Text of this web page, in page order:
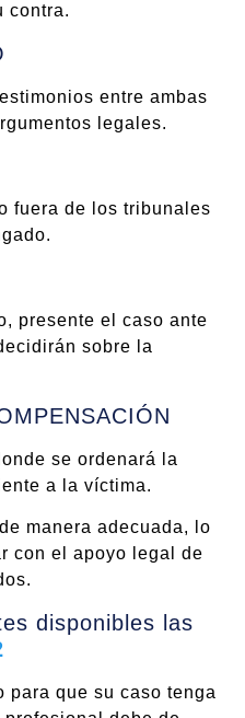
contra.
entre ambas
legales.
fuera de los tribunales
presente el caso ante
sobre la
se ordenará la
a la víctima.
manera adecuada, lo
con el apoyo legal de
disponibles las
para que su caso tenga